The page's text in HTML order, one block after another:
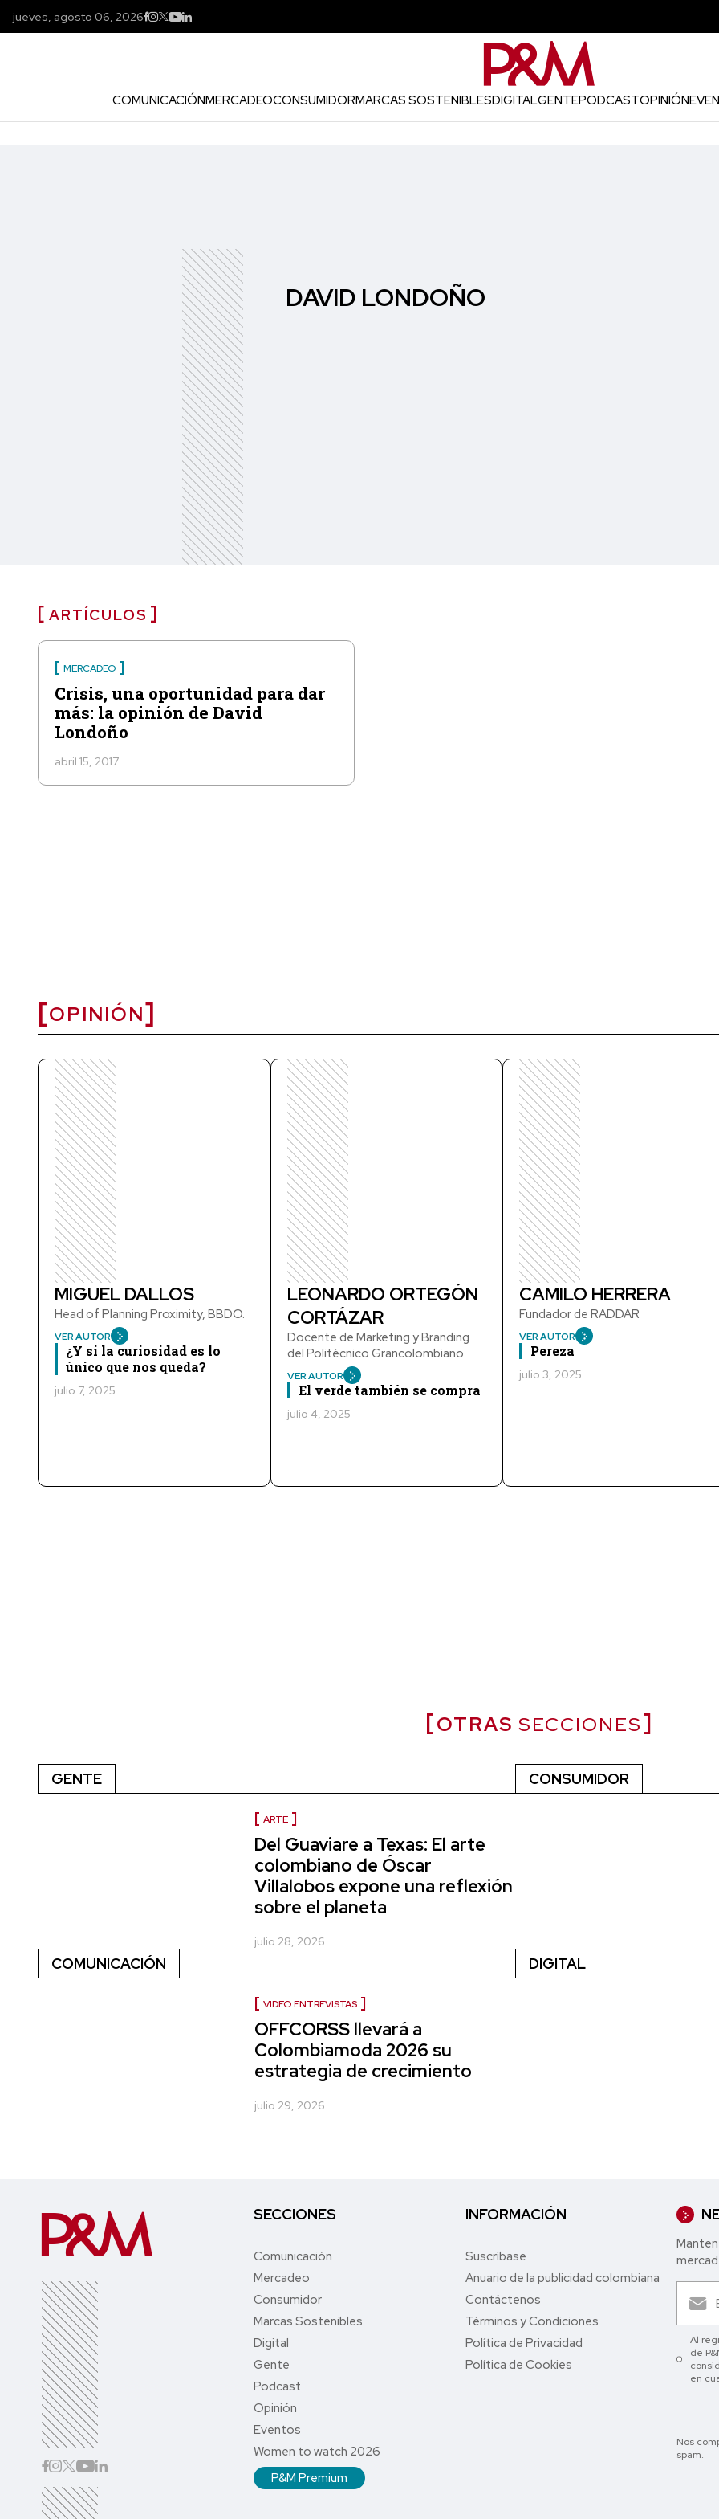
jueves, agosto 06, 2026
COMUNICACIÓNMERCADEOCONSUMIDORMARCAS SOSTENIBLESDIGITALGENTEPODCASTOPINIÓN
DAVID LONDOÑO
ARTÍCULOS
MERCADEO
Crisis, una oportunidad para dar
más: la opinión de David
Londoño
abril 15, 2017
OPINIÓN
MIGUEL DALLOS
Head of Planning Proximity, BBDO.
VER AUTOR
¿Y si la curiosidad es lo
único que nos queda?
julio 7, 2025
LEONARDO ORTEGÓN
CORTÁZAR
Docente de Marketing y Branding
del Politécnico Grancolombiano
VER AUTOR
El verde también se compra
julio 4, 2025
CAMILO HERRERA
Fundador de RADDAR
VER AUTOR
Pereza
julio 3, 2025
OTRAS SECCIONES
GENTE
ARTE
Del Guaviare a Texas: El arte
colombiano de Óscar
Villalobos expone una reflexión
sobre el planeta
julio 28, 2026
CONSUMIDOR
COMUNICACIÓN
VIDEO ENTREVISTAS
OFFCORSS llevará a
Colombiamoda 2026 su
estrategia de crecimiento
julio 29, 2026
DIGITAL
SECCIONES
Comunicación
Mercadeo
Consumidor
Marcas Sostenibles
Digital
Gente
Podcast
Opinión
Eventos
Women to watch 2026
P&M Premium
INFORMACIÓN
Suscríbase
Anuario de la publicidad colombiana
Contáctenos
Términos y Condiciones
Política de Privacidad
Política de Cookies
Al
de
en
Nos
spam.